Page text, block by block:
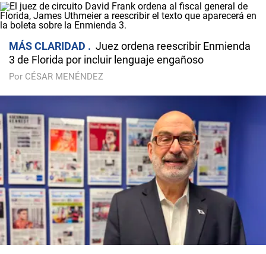
MÁS CLARIDAD
Juez ordena reescribir Enmienda
3 de Florida por incluir lenguaje engañoso
Por CÉSAR MENÉNDEZ